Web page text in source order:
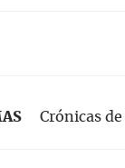
Crónicas